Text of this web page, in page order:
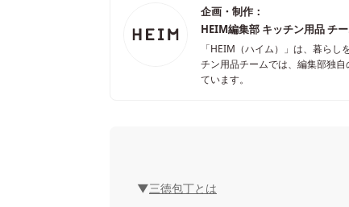
企画・制作：
HEIM編集部 キッチン用品 チ
「HEIM（ハイム）」は、暮ら
チン用品チームでは、編集部独
ています。
三徳包丁とは